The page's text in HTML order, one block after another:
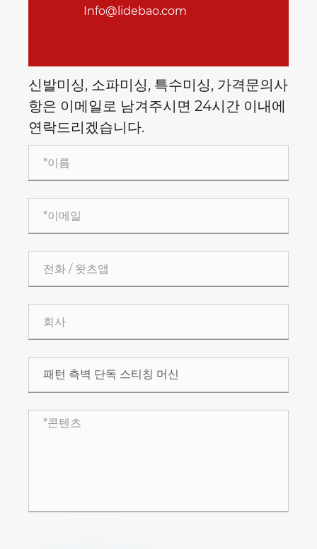
Info@lidebao.com
신발미싱, 소파미싱, 특수미싱, 가격문의사
항은 이메일로 남겨주시면 24시간 이내에
연락드리겠습니다.